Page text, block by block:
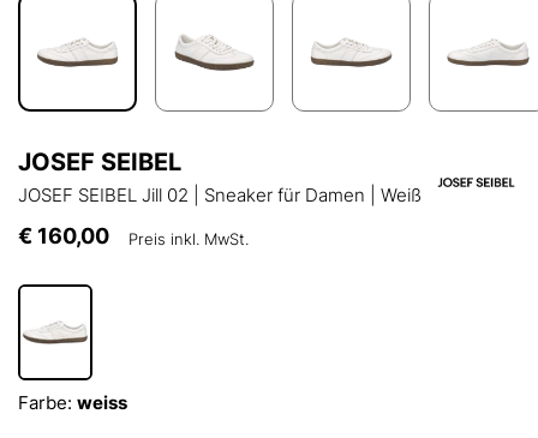
JOSEF SEIBEL
JOSEF SEIBEL Jill 02 | Sneaker für Damen | Weiß
€ 160,00 Preis inkl. MwSt.
Farbe: weiss